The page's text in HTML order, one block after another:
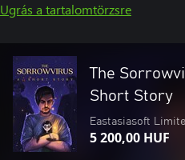
Ugrás a tartalomtörzsre
The
Short Story
Eastasiasoft
5 200,00 HUF